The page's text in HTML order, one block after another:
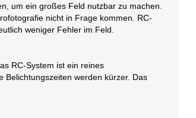
um ein großes Feld nutzbar zu machen.
nicht in Frage kommen. RC-
weniger Fehler im Feld.
RC-System ist ein reines
Belichtungszeiten werden kürzer. Das